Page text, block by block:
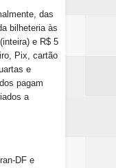
das
bilheteria às
e R$ 5
Pix, cartão
e
pagam
a
DF e